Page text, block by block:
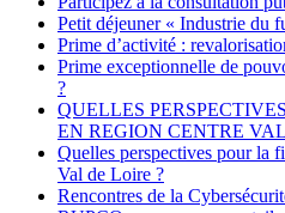
Petit déjeuner « Industrie du
Prime d’activité :
Prime exceptionnelle de
?
QUELLES
EN REGION CENTRE
Quelles perspectives pour la
Val de Loire ?
Rencontres de la